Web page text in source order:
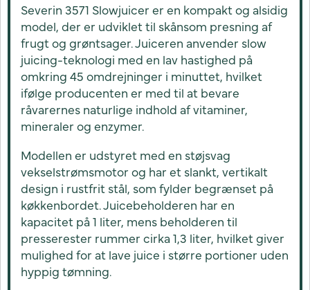
Severin 3571 Slowjuicer er en kompakt og alsidig
model, der er udviklet til skånsom presning af
frugt og grøntsager. Juiceren anvender slow
juicing-teknologi med en lav hastighed på
omkring 45 omdrejninger i minuttet, hvilket
ifølge producenten er med til at bevare
råvarernes naturlige indhold af vitaminer,
mineraler og enzymer.
Modellen er udstyret med en støjsvag
vekselstrømsmotor og har et slankt, vertikalt
design i rustfrit stål, som fylder begrænset på
køkkenbordet. Juicebeholderen har en
kapacitet på 1 liter, mens beholderen til
presserester rummer cirka 1,3 liter, hvilket giver
mulighed for at lave juice i større portioner uden
hyppig tømning.